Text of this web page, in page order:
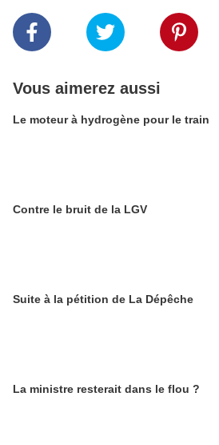
Vous aimerez aussi
Le moteur à hydrogène pour le train
Contre le bruit de la LGV
Suite à la pétition de La Dépêche
La ministre resterait dans le flou ?